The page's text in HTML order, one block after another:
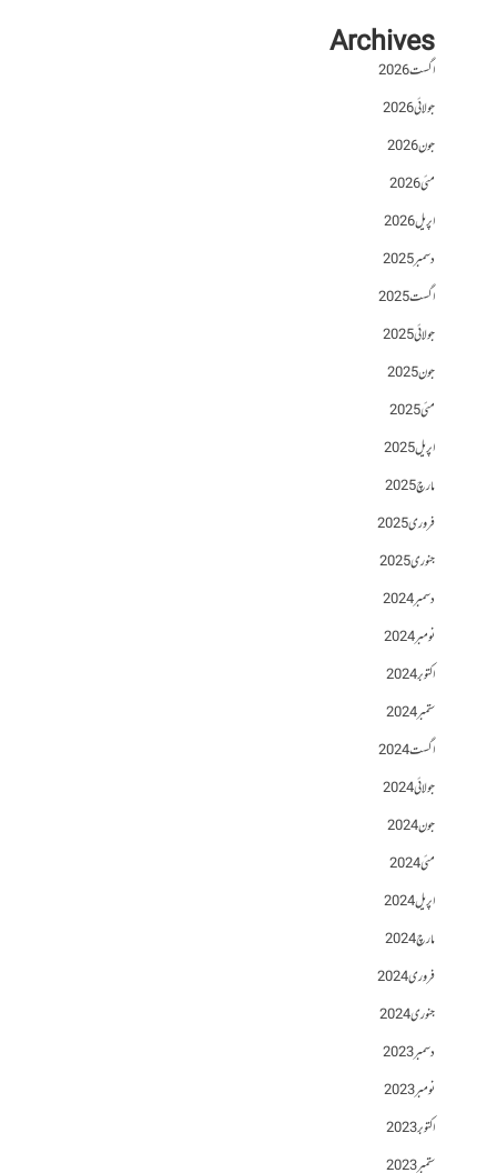
Archives
اگست 2026
جولائی 2026
جون 2026
مئی 2026
اپریل 2026
دسمبر 2025
اگست 2025
جولائی 2025
جون 2025
مئی 2025
اپریل 2025
مارچ 2025
فروری 2025
جنوری 2025
دسمبر 2024
نومبر 2024
اکتوبر 2024
ستمبر 2024
اگست 2024
جولائی 2024
جون 2024
مئی 2024
اپریل 2024
مارچ 2024
فروری 2024
جنوری 2024
دسمبر 2023
نومبر 2023
اکتوبر 2023
ستمبر 2023